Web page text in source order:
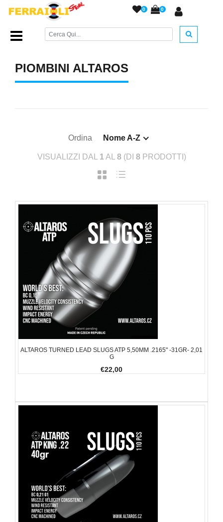
0 0
Home Page/PIOMBINI/Piombini ALTAROS/
PIOMBINI ALTAROS
Ordina Nome A-Z
VISUALIZZI DAL 1 AL 8(DI 8PRODOTTI)
ALTAROS TURNED LEAD SLUGS ATP 5,50MM .2165" -31GR- 2,01
G
€22,00